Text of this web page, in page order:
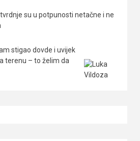
su u potpunosti netačne i ne
stigao dovde i uvijek
terenu – to želim da